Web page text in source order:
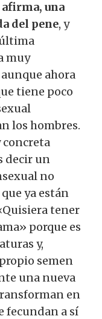
una
del pene, y
muy
ahora
tiene poco
los hombres.
concreta
decir un
no
ya están
tener
porque es
y,
semen
una nueva
en
fecundan a sí